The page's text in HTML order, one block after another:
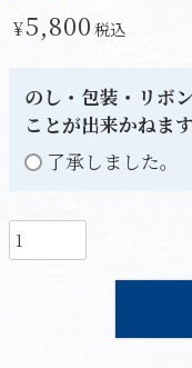
¥5,800 税込
のし・包装・リボ
ことが出来かねます
了承しました。